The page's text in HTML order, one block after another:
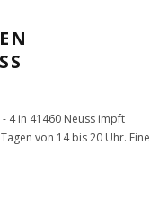
4 in 41460 Neuss impft
von 14 bis 20 Uhr. Eine